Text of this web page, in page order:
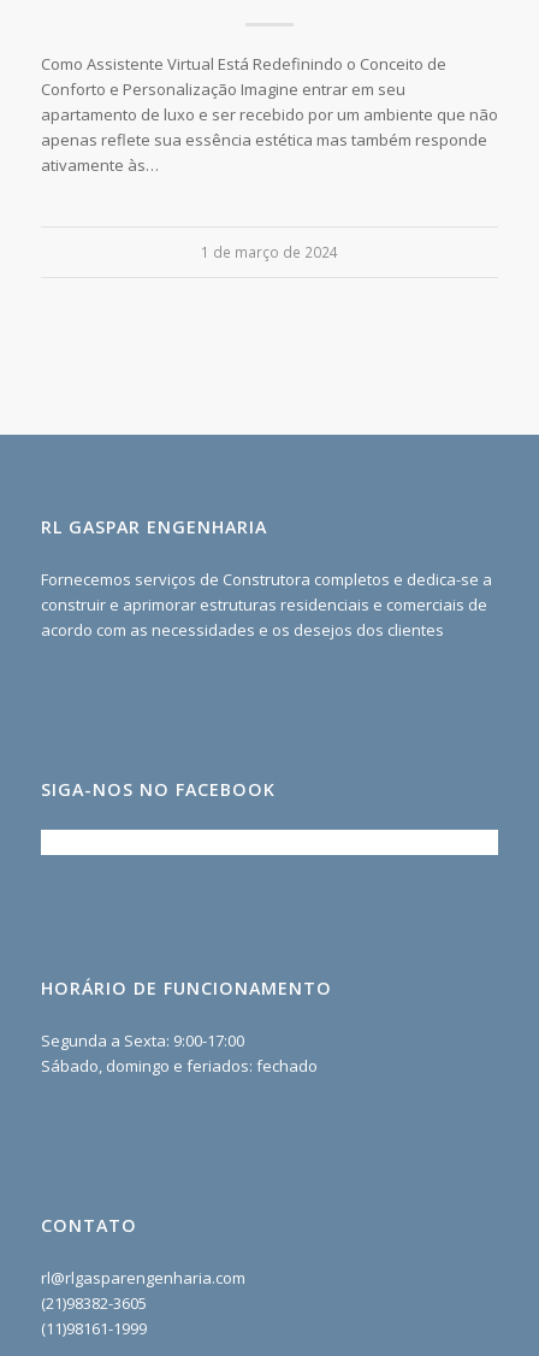
Como Assistente Virtual Está Redefinindo o Conceito de
Conforto e Personalização Imagine entrar em seu
apartamento de luxo e ser recebido por um ambiente que não
apenas reflete sua essência estética mas também responde
ativamente às…
1 de março de 2024
RL GASPAR ENGENHARIA
Fornecemos serviços de Construtora completos e dedica-se a
construir e aprimorar estruturas residenciais e comerciais de
acordo com as necessidades e os desejos dos clientes
SIGA-NOS NO FACEBOOK
HORÁRIO DE FUNCIONAMENTO
Segunda a Sexta: 9:00-17:00
Sábado, domingo e feriados: fechado
CONTATO
rl@rlgasparengenharia.com
(21)98382-3605
(11)98161-1999